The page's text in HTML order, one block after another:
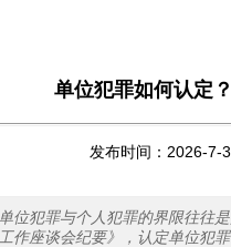
单位犯罪如何认定
发布时间：2026-7-
位犯罪与个人犯罪的界限往往
作座谈会纪要》，认定单位犯